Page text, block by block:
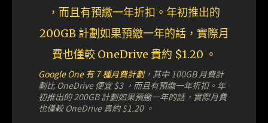
Google One 有 7 種月費計劃，其中 100GB 月費計
劃比 OneDrive 便宜 $3 ，而且有預繳一年折扣。年
初推出的 200GB 計劃如果預繳一年的話，實際月費
也僅較 OneDrive 貴約 $1.20 。